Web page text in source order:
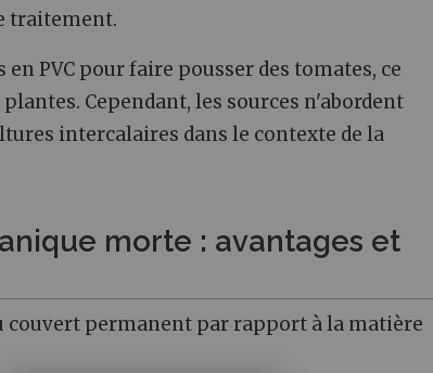
traitement.
PVC pour faire pousser des tomates, ce
Cependant, les sources n'abordent
intercalaires dans le contexte de la
morte : avantages et
couvert permanent par rapport à la matière